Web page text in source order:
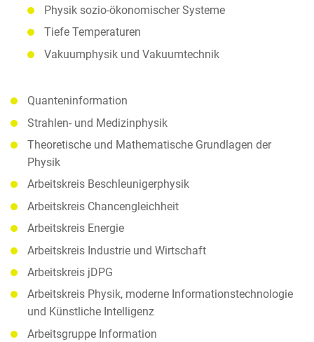
Physik sozio-ökonomischer Systeme
Tiefe Temperaturen
Vakuumphysik und Vakuumtechnik
Quanteninformation
Strahlen- und Medizinphysik
Theoretische und Mathematische Grundlagen der
Physik
Arbeitskreis Beschleunigerphysik
Arbeitskreis Chancengleichheit
Arbeitskreis Energie
Arbeitskreis Industrie und Wirtschaft
Arbeitskreis jDPG
Arbeitskreis Physik, moderne Informationstechnologie
und Künstliche Intelligenz
Arbeitsgruppe Information